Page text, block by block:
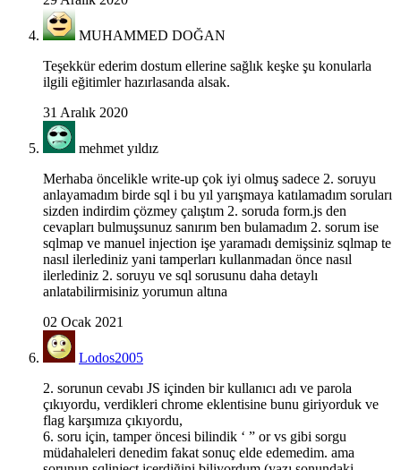
MUHAMMED DOĞAN
Teşekkür ederim dostum ellerine sağlık keşke şu konularla
ilgili eğitimler hazırlasanda alsak.
31 Aralık 2020
mehmet yıldız
Merhaba öncelikle write-up çok iyi olmuş sadece 2. soruyu
anlayamadım birde sql i bu yıl yarışmaya katılamadım soruları
sizden indirdim çözmey çalıştım 2. soruda form.js den
cevapları bulmuşsunuz sanırım ben bulamadım 2. sorum ise
sqlmap ve manuel injection işe yaramadı demişsiniz sqlmap te
nasıl ilerlediniz yani tamperları kullanmadan önce nasıl
ilerlediniz 2. soruyu ve sql sorusunu daha detaylı
anlatabilirmisiniz yorumun altına
02 Ocak 2021
Lodos2005
2. sorunun cevabı JS içinden bir kullanıcı adı ve parola
çıkıyordu, verdikleri chrome eklentisine bunu giriyorduk ve
flag karşımıza çıkıyordu,
6. soru için, tamper öncesi bilindik ‘ ” or vs gibi sorgu
müdahaleleri denedim fakat sonuç elde edemedim. ama